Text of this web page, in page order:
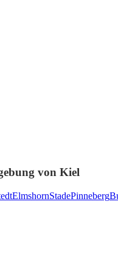
von Kiel
ElmshornStadePinneberg